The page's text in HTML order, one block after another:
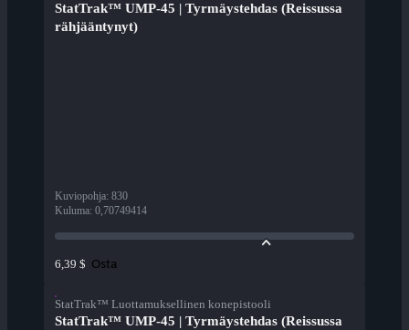
StatTrak™ UMP-45 | Tyrmäystehdas (Reissussa
rähjääntynyt)
Kuviopohja: 830
Kuluma: 0,70749414
6,39 $ Osta
StatTrak™ Luottamuksellinen konepistooli
StatTrak™ UMP-45 | Tyrmäystehdas (Reissussa